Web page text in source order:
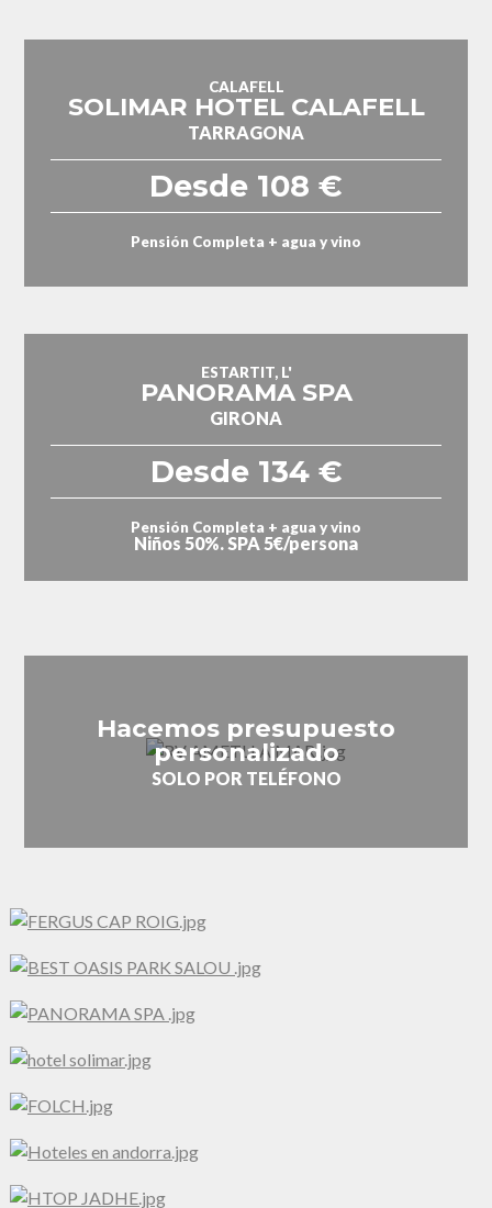
CALAFELL
SOLIMAR HOTEL CALAFELL
TARRAGONA
Desde 108 €
Pensión Completa + agua y vino
ESTARTIT, L'
PANORAMA SPA
GIRONA
Desde 134 €
Pensión Completa + agua y vino
Niños 50%. SPA 5€/persona
Hacemos presupuesto
personalizado
SOLO POR TELÉFONO